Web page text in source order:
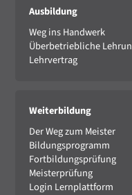
Ausbildung
Weg ins Handwerk
Überbetriebliche
Lehrvertrag
Weiterbildung
Der Weg zum Meister
Bildungsprogramm
Fortbildungsprüfung
Meisterprüfung
Login Lernplattform